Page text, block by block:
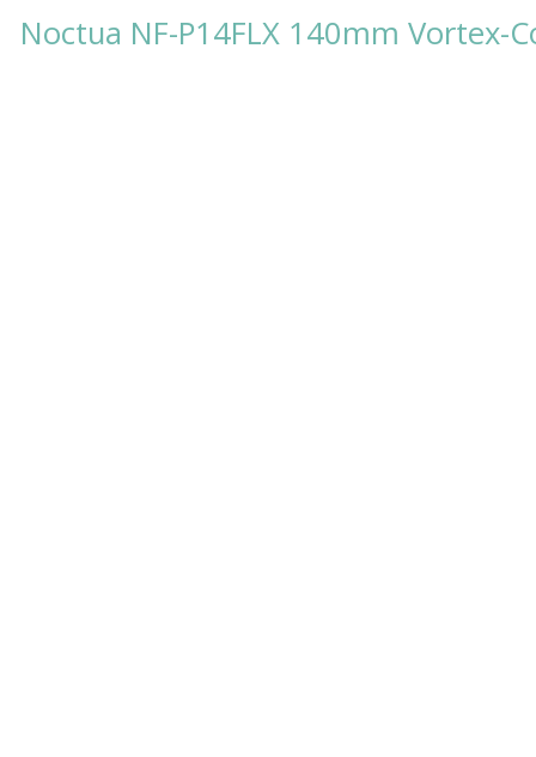
Noctua NF-P14FLX 140mm Vortex-